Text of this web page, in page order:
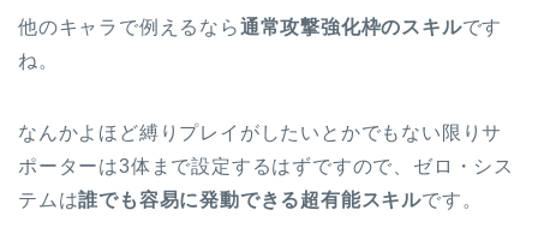
他のキャラで例えるなら通常攻撃強化枠のスキルです
ね。
なんかよほど縛りプレイがしたいとかでもない限りサ
ポーターは3体まで設定するはずですので、ゼロ・シス
テムは誰でも容易に発動できる超有能スキルです。